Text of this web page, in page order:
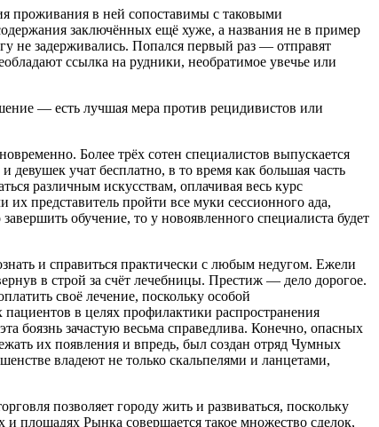
проживания в ней сопоставимы с таковыми
заключённых ещё хуже, а названия не в пример
не задерживались. Попался первый раз — отправят
ссылка на рудники, необратимое увечье или
— есть лучшая мера против рецидивистов или
Более трёх сотен специалистов выпускается
учат бесплатно, в то время как большая часть
различным искусствам, оплачивая весь курс
представитель пройти все муки сессионного ада,
обучение, то у новоявленного специалиста будет
и справиться практически с любым недугом. Ежели
в строй за счёт лечебницы. Престиж — дело дорогое.
своё лечение, поскольку особой
в целях профилактики распространения
зачастую весьма справедлива. Конечно, опасных
их появления и впредь, был создан отряд Чумных
владеют не только скальпелями и ланцетами,
позволяет городу жить и развиваться, поскольку
площадях Рынка совершается такое множество сделок,